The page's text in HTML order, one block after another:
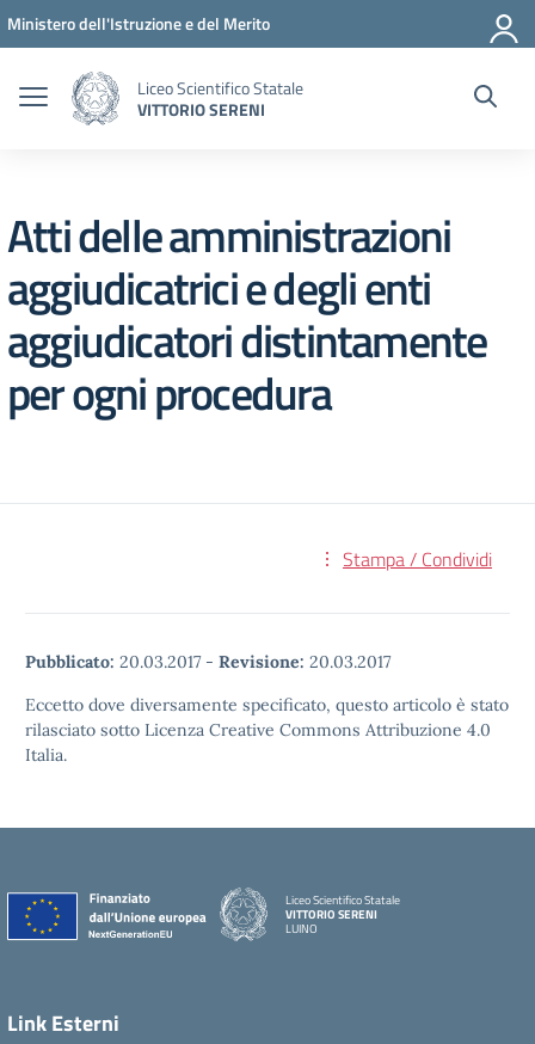
Vai ai contenuti
Vai al menu di navigazione
Vai al footer
Ministero dell'Istruzione e del Merito
Liceo Scientifico Statale
VITTORIO SERENI
Atti delle amministrazioni
aggiudicatrici e degli enti
aggiudicatori distintamente
per ogni procedura
Stampa / Condividi
Pubblicato: 20.03.2017 - Revisione: 20.03.2017
Eccetto dove diversamente specificato, questo articolo è stato
rilasciato sotto Licenza Creative Commons Attribuzione 4.0
Italia.
Liceo Scientifico Statale
VITTORIO SERENI
LUINO
Link Esterni